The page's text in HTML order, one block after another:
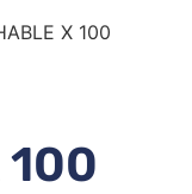
X 100
100